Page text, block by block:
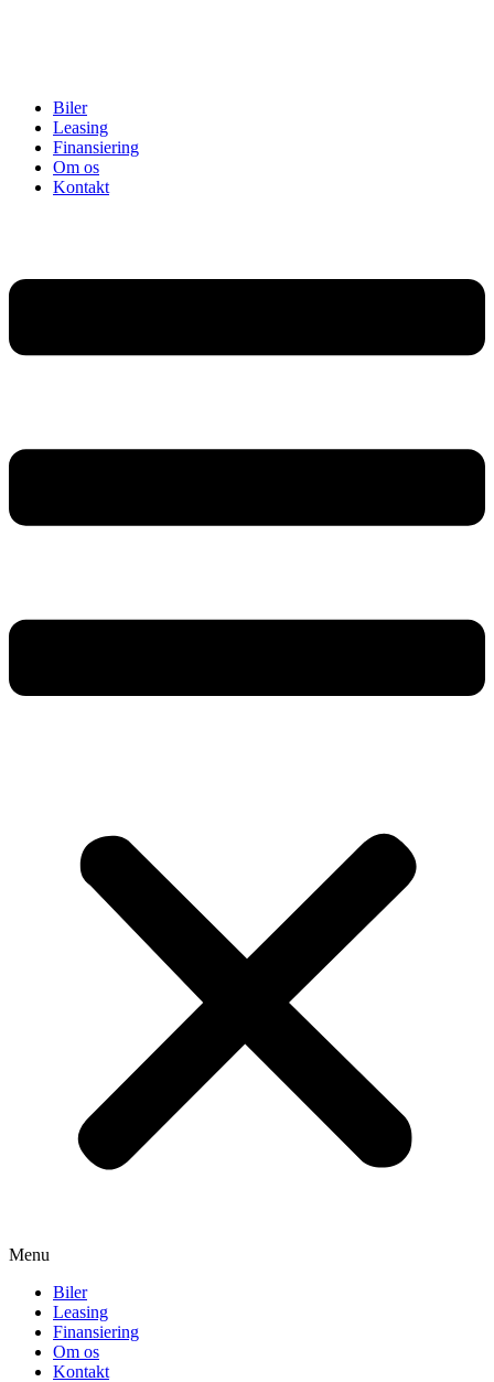
Biler
Leasing
Finansiering
Om os
Kontakt
Menu
Biler
Leasing
Finansiering
Om os
Kontakt